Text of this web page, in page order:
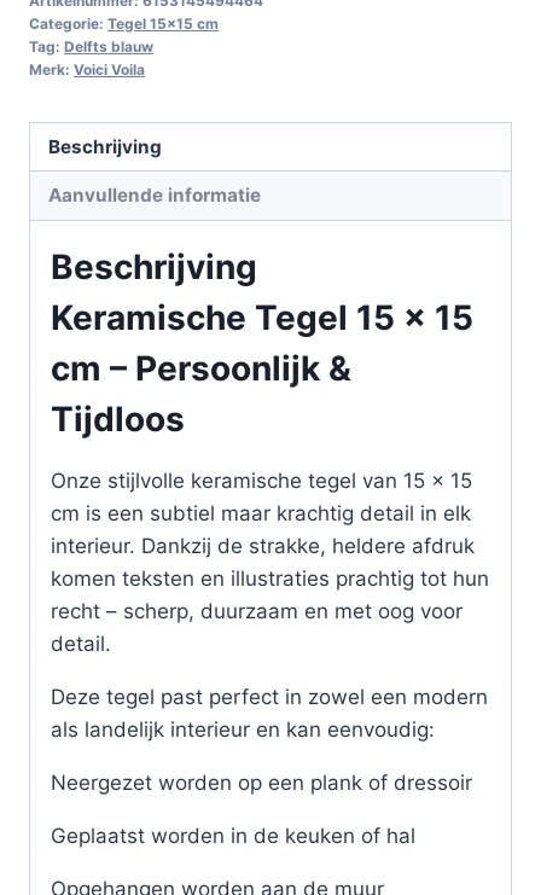
Categorie: Tegel 15x15 cm
Tag: Delfts blauw
Merk: Voici Voila
Beschrijving
Aanvullende informatie
Beschrijving
Keramische Tegel 15 x 15
cm – Persoonlijk &
Tijdloos
Onze stijlvolle keramische tegel van 15 x 15
cm is een subtiel maar krachtig detail in elk
interieur. Dankzij de strakke, heldere afdruk
komen teksten en illustraties prachtig tot hun
recht – scherp, duurzaam en met oog voor
detail.
Deze tegel past perfect in zowel een modern
als landelijk interieur en kan eenvoudig:
Neergezet worden op een plank of dressoir
Geplaatst worden in de keuken of hal
Opgehangen worden aan de muur